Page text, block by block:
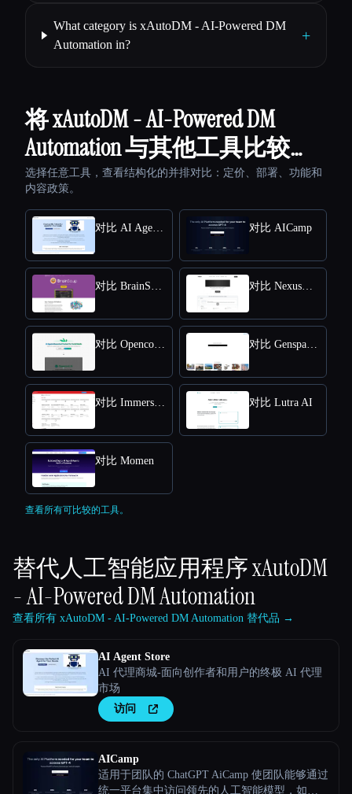
What category is xAutoDM - AI-Powered DM
Automation in?
+
将 xAutoDM - AI-Powered DM
Automation 与其他工具比较…
选择任意工具，查看结构化的并排对比：定价、部署、功能和
内容政策。
对比 AI Agent Store 对比 AICamp
对比 BrainSoup 对比 NexusGPT
对比 Opencord AI 对比 Genspark.ai
对比 ImmersimAI 对比 Lutra AI
对比 Momen
查看所有可比较的工具。
替代人工智能应用程序xAutoDM
- AI-Powered DM Automation
查看所有 xAutoDM - AI-Powered DM Automation 替代品 →
AI Agent Store
AI 代理商城-面向创作者和用户的终极 AI 代理
市场
访问
AICamp
适用于团队的 ChatGPT AiCamp 使团队能够通过
统一平台集中访问领先的人工智能模型，如